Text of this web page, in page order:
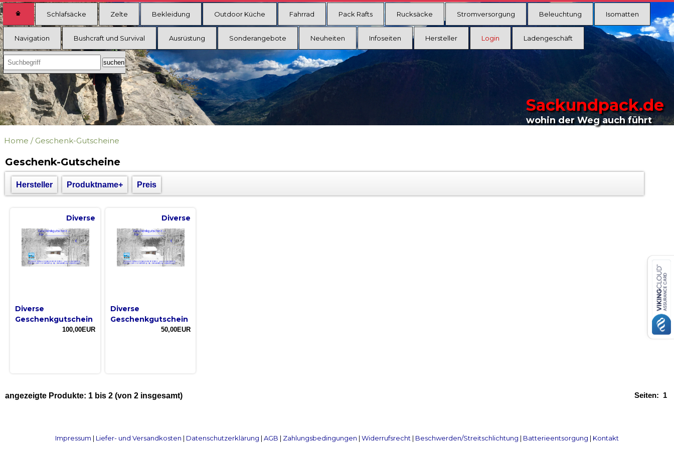
Schlafsäcke Zelte Bekleidung Outdoor Küche Fahrrad Pack Rafts Rucksäcke Stromversorgung Beleuchtung Isomatten
Navigation Bushcraft und Survival Ausrüstung Sonderangebote Neuheiten Infoseiten Hersteller Login Ladengeschäft
Sackundpack.de
wohin der Weg auch führt
Home / Geschenk-Gutscheine
Geschenk-Gutscheine
Hersteller Produktname+ Preis
Diverse
Diverse
Geschenkgutschein
100,00EUR
Diverse
Diverse
Geschenkgutschein
50,00EUR
Seiten: 1
angezeigte Produkte: 1 bis 2 (von 2 insgesamt)
Impressum | Liefer- und Versandkosten | Datenschutzerklärung | AGB | Zahlungsbedingungen | Widerrufsrecht | Beschwerden/Streitschlichtung | Batterieentsorgung | Kontakt